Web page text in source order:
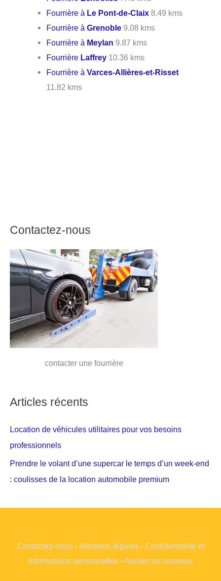
Fourrière à Le Pont-de-Claix 8.49 kms
Fourrière àGrenoble 9.08 kms
Fourrière à Meylan 9.87 kms
Fourrière Laffrey 10.36 kms
Fourrière àVarces-Allières-et-Risset
11.82 kms
Contactez-nous
contacter une fourrière
Articles récents
Location de véhicules utilitaires pour vos besoins
professionnels
Prendre le volant d’une supercar le temps d’un week-end
: coulisses de la location automobile premium
Contactez-nous- Mentions légales- Confidentialité et
Informations personnelles -Ajouter un nouveau